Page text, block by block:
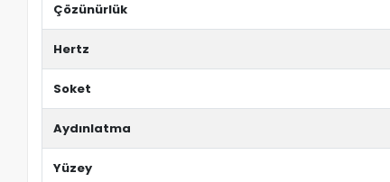
Çözünürlük
Hertz
Soket
Aydınlatma
Yüzey